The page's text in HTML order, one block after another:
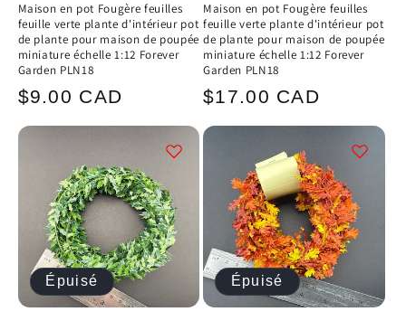
Maison en pot Fougère feuilles
feuille verte plante d'intérieur pot
de plante pour maison de poupée
miniature échelle 1:12 Forever
Garden PLN18
Prix
$9.00 CAD
Maison en pot Fougère feuilles
feuille verte plante d'intérieur pot
de plante pour maison de poupée
miniature échelle 1:12 Forever
Garden PLN18
Prix
$17.00 CAD
Épuisé Épuisé